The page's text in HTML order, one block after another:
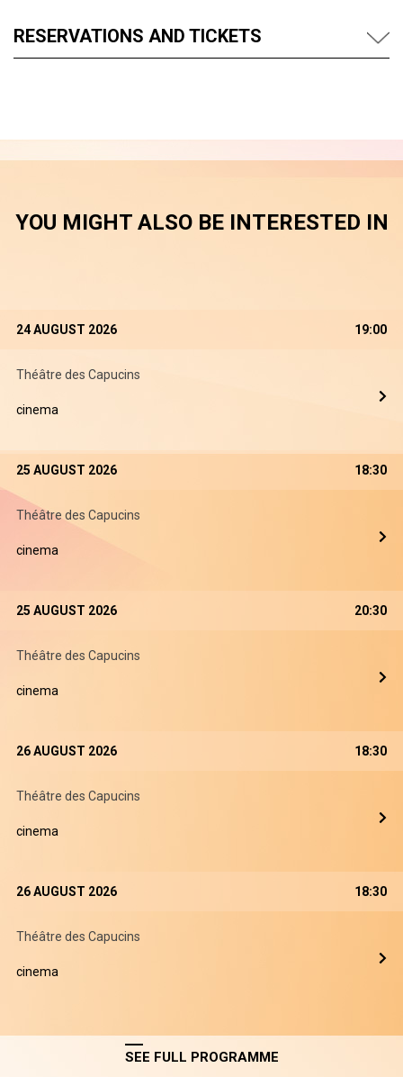
RESERVATIONS AND TICKETS
YOU MIGHT ALSO BE INTERESTED IN
24 AUGUST 2026 19:00
Théâtre des Capucins
cinema
25 AUGUST 2026 18:30
Théâtre des Capucins
cinema
25 AUGUST 2026 20:30
Théâtre des Capucins
cinema
26 AUGUST 2026 18:30
Théâtre des Capucins
cinema
26 AUGUST 2026 18:30
Théâtre des Capucins
cinema
SEE FULL PROGRAMME